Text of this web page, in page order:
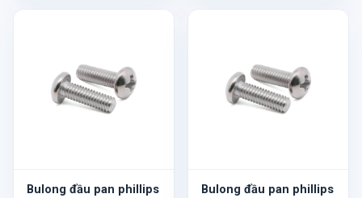
Bulong đầu pan phillips
Bulong đầu pan phillips